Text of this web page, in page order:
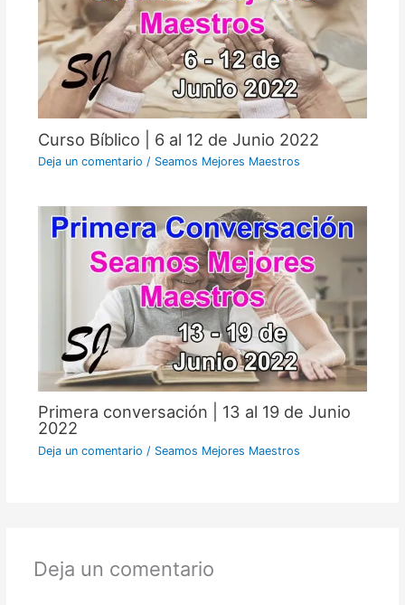
Curso Bíblico | 6 al 12 de Junio 2022
Deja un comentario / Seamos Mejores Maestros
Primera conversación | 13 al 19 de Junio
2022
Deja un comentario / Seamos Mejores Maestros
Deja un comentario